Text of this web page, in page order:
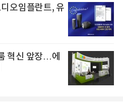
오임플란트, 유
혁신 앞장…에